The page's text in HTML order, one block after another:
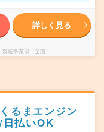
詳しく見る
造事業部（全国）
るまエンジン
払いOK